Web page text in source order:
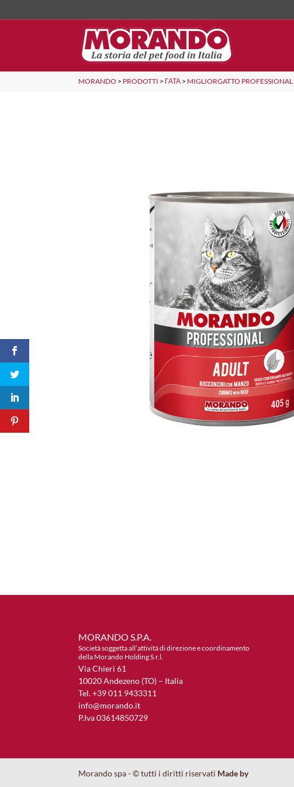
MORANDO > PRODOTTI > ΓΆΤΑ > MIGLIORGATTO PROFESSIONAL
MORANDO S.P.A.
Società soggetta all’attività di direzione e coordinamento
della Morando Holding S.r.l.
Via Chieri 61
10020 Andezeno (TO) – Italia
Tel. +39 011 9433311
info@morando.it
P.Iva 03614850729
Morando spa - © tutti i diritti riservati Made by